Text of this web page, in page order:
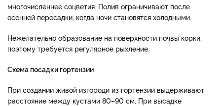
многочисленнее соцветия. Полив ограничивают после
осенней пересадки, когда ночи становятся холодными.
Нежелательно образование на поверхности почвы корки,
поэтому требуется регулярное рыхление.
Схема посадки гортензии
При создании живой изгороди из гортензии выдерживают
расстояние между кустами 80–90 см. При высадке